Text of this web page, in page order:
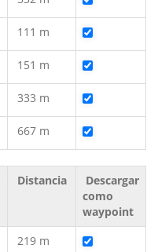
111 m
151 m
333 m
667 m
Distancia
Descargar
como
waypoint
219 m